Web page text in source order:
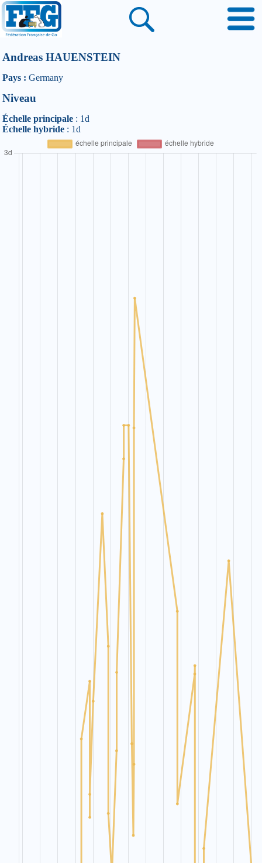
Andreas HAUENSTEIN
Pays : Germany
Niveau
Échelle principale : 1d
Échelle hybride : 1d